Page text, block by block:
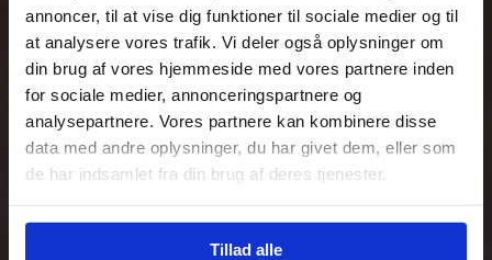
annoncer, til at vise dig funktioner til sociale medier og til
at analysere vores trafik. Vi deler også oplysninger om
din brug af vores hjemmeside med vores partnere inden
for sociale medier, annonceringspartnere og
analysepartnere. Vores partnere kan kombinere disse
data med andre oplysninger, du har givet dem, eller som
de har indsamlet fra din brug af deres tjenester.
Tillad alle